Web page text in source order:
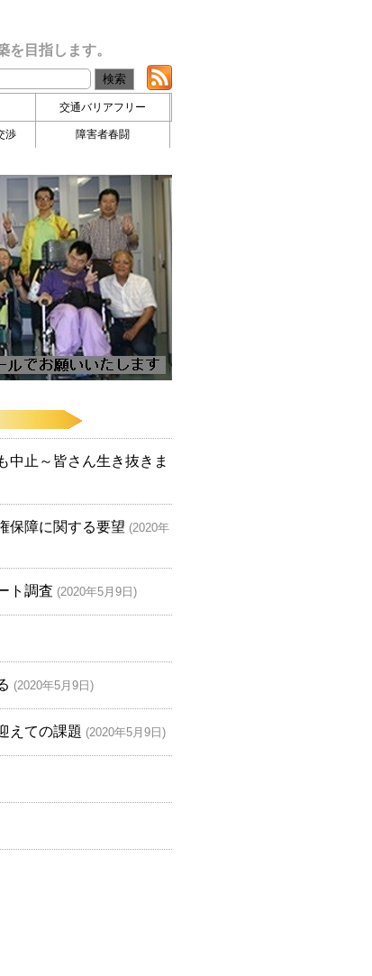
目指します。
交通バリアフリー
渉 障害者春闘
中止～皆さん生き抜きま
保障に関する要望 (2020年
ト調査 (2020年5月9日)
(2020年5月9日)
えての課題 (2020年5月9日)